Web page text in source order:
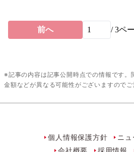
前へ /3ペ
※記事の内容は記事公開時点での情報です。
金額などが異なる可能性がございますのでご
個人情報保護方針
ニュ